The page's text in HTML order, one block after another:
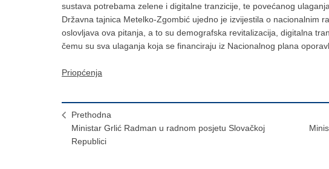
sustava potrebama zelene i digitalne tranzicije, te povećanog
Državna tajnica Metelko-Zgombić ujedno je izvijestila o nacionalnim
oslovljava ova pitanja, a to su demografska revitalizacija, digitalna
čemu su sva ulaganja koja se financiraju iz Nacionalnog plana
Priopćenja
Prethodna
Ministar Grlić Radman u radnom posjetu Slovačkoj
Republici